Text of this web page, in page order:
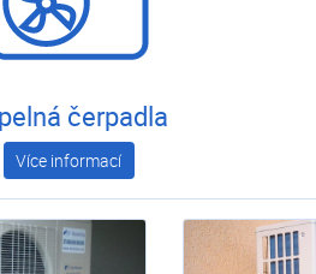
čerpadla
Více informací